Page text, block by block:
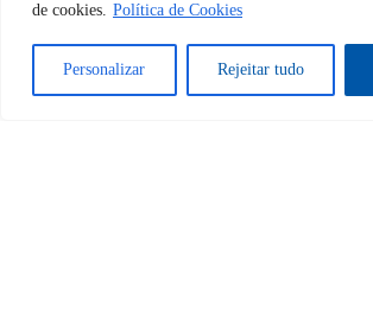
de cookies. Política de Cookies
Personalizar Rejeitar tudo